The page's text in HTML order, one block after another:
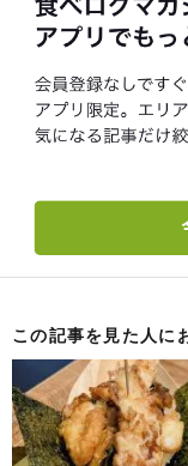
この記事を見た人に